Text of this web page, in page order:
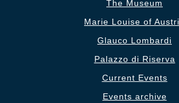
The Museum
Marie Louise of
Glauco Lombardi
Palazzo di Riserva
Current Events
Events archive